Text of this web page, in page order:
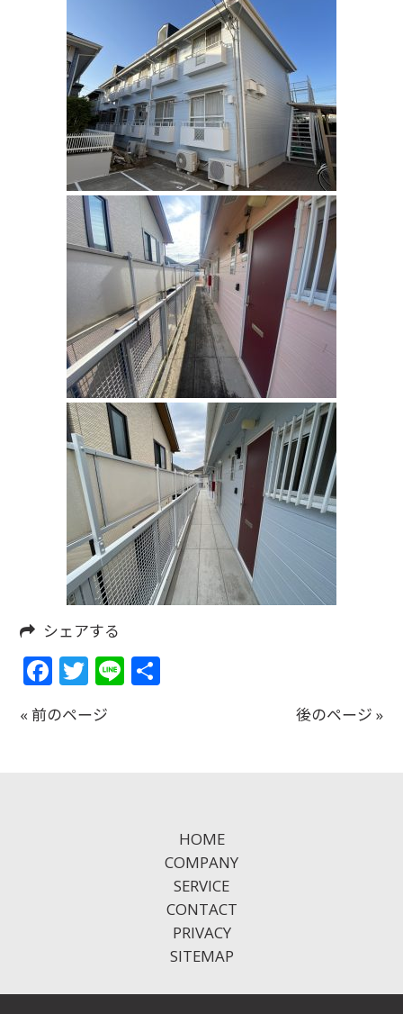
シェアする
Facebook
Twitter
Line
« 前のページ 後のページ »
HOME
COMPANY
SERVICE
CONTACT
PRIVACY
SITEMAP